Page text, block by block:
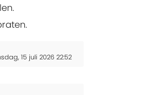
15 juli 2026 22:52